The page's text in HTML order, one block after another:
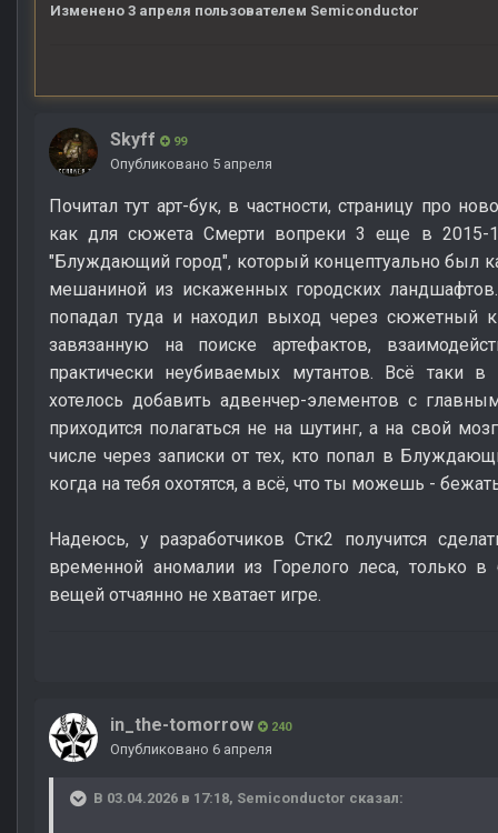
Изменено 3 апреля пользователем Semiconductor
Skyff 99
Опубликовано 5 апреля
Почитал тут арт-бук, в частности, страницу про
как для сюжета Смерти вопреки 3 еще в 2015-
"Блуждающий город", который концептуально был
мешаниной из искаженных городских
попадал туда и находил выход через сюжетный
завязанную на поиске артефактов,
практически неубиваемых мутантов. Всё таки
хотелось добавить адвенчер-элементов с
приходится полагаться не на шутинг, а на свой
числе через записки от тех, кто попал в
когда на тебя охотятся, а всё, что ты можешь -
Надеюсь, у разработчиков Стк2 получится
временной аномалии из Горелого леса, только
вещей отчаянно не хватает игре.
in_the-tomorrow 240
Опубликовано 6 апреля
В 03.04.2026 в 17:18, Semiconductor сказал: